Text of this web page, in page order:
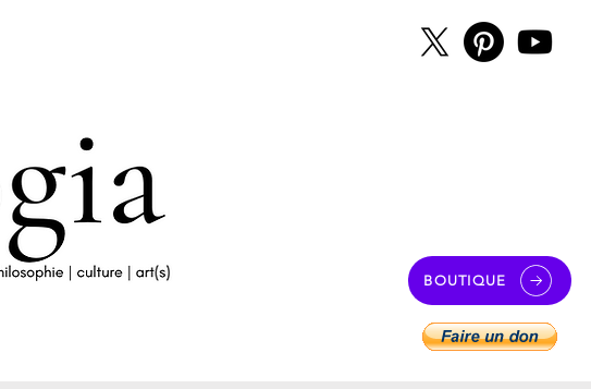
BOUTIQUE